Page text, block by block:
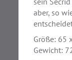
aber, so
Größe: 65
Gewicht: